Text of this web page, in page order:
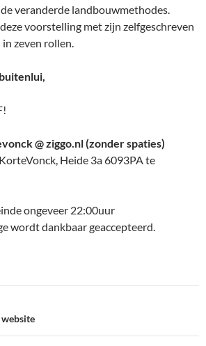
veranderde landbouwmethodes.
voorstelling met zijn zelfgeschreven
zeven rollen.
@ ziggo.nl (zonder spaties)
Heide 3a 6093PA te
ongeveer 22:00uur
wordt dankbaar geaccepteerd.
website